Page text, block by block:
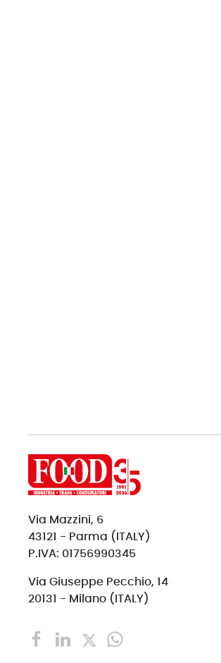
Via Mazzini, 6
43121 - Parma (ITALY)
P.IVA: 01756990345
Via Giuseppe Pecchio, 14
20131 - Milano (ITALY)